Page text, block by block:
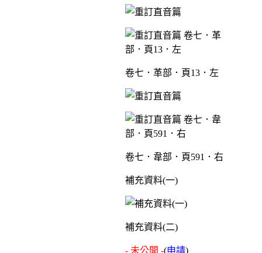
卷七．革部．頁13．左
卷七．韋部．頁591．右
補充資料(一)
補充資料(二)
- 未公開 -(申請)